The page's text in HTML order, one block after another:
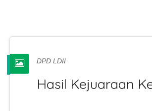
DPD LDII
Hasil Kejuaraan